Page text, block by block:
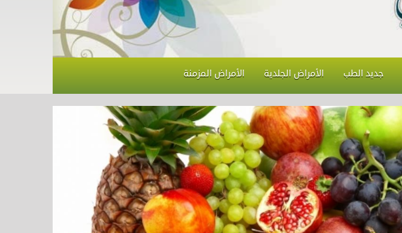
جديد الطب الأمراض الجلدية الأمراض المزمنة